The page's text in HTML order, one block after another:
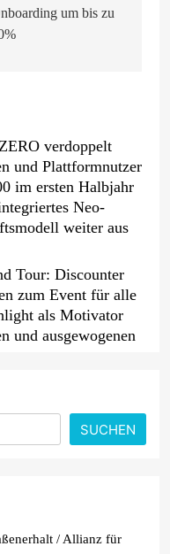
um bis zu
verdoppelt
und Plattformnutzer
im ersten Halbjahr
Neo-
weiter aus
Tour: Discounter
zum Event für alle
als Motivator
und ausgewogenen
jähriges Jubiläum
für Europa und
Wandel: Warum die
keine Leads
SUCHEN
/ Allianz für